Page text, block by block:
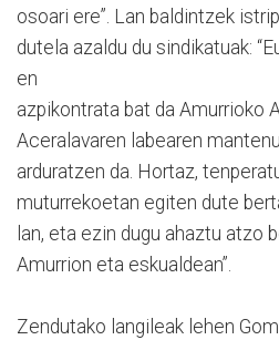
osoari ere”. Lan baldintzek
dutela azaldu du sindikatuak:
en
azpikontrata bat da Amurrioko
Aceralavaren labearen
arduratzen da. Hortaz,
muturrekoetan egiten dute
lan, eta ezin dugu ahaztu atzo
Amurrion eta eskualdean”.
Zendutako langileak lehen